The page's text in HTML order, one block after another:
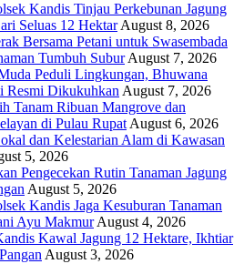
Kandis Tinjau Perkebunan Jagung
Seluas 12 Hektar August 8, 2026
Bersama Petani untuk Swasembada
Tumbuh Subur August 7, 2026
Peduli Lingkungan, Bhuwana
Resmi Dikukuhkan August 7, 2026
Tanam Ribuan Mangrove dan
di Pulau Rupat August 6, 2026
dan Kelestarian Alam di Kawasan
5, 2026
Pengecekan Rutin Tanaman Jagung
August 5, 2026
Kandis Jaga Kesuburan Tanaman
Ayu Makmur August 4, 2026
Kawal Jagung 12 Hektare, Ikhtiar
August 3, 2026